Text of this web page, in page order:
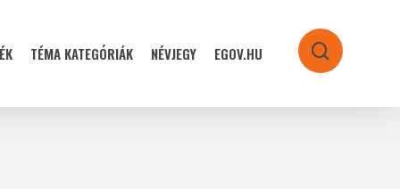
TÉMA KATEGÓRIÁK NÉVJEGY EGOV.HU search